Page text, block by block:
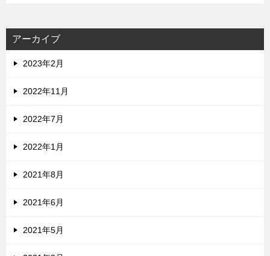
アーカイブ
2023年2月
2022年11月
2022年7月
2022年1月
2021年8月
2021年6月
2021年5月